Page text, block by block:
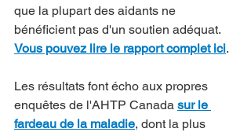
que la plupart des aidants ne
bénéficient pas d'un soutien adéquat.
Vous pouvez lire le rapport complet ici.
Les résultats font écho aux propres
enquêtes de l'AHTP Canada sur le
fardeau de la maladie, dont la plus